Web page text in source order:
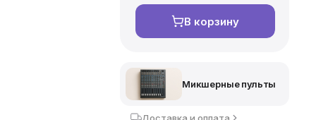
В корзину
Микшерные пульты